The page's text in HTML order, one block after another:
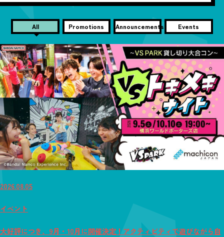
All Promotions Announcements Events
2026.08.05
イベント
大好評につき、9月・10月に開催決定！アクティビティで遊びながら自